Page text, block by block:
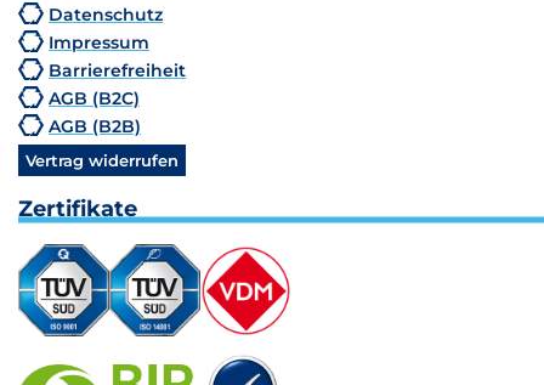
Datenschutz
Impressum
Barrierefreiheit
AGB (B2C)
AGB (B2B)
Vertrag widerrufen
Zertifikate